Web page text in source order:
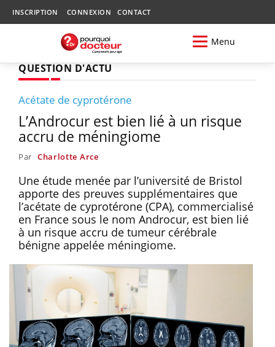
INSCRIPTION CONNEXION CONTACT
Menu
QUESTION D'ACTU
Acétate de cyprotérone
L’Androcur est bien lié à un risque
accru de méningiome
Par Charlotte Arce
Une étude menée par l’université de Bristol
apporte des preuves supplémentaires que
l’acétate de cyprotérone (CPA), commercialisé
en France sous le nom Androcur, est bien lié
à un risque accru de tumeur cérébrale
bénigne appelée méningiome.